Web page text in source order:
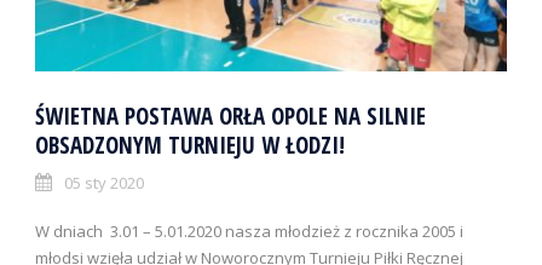
ŚWIETNA POSTAWA ORŁA OPOLE NA SILNIE
OBSADZONYM TURNIEJU W ŁODZI!
05 sty 2020
W dniach 3.01 – 5.01.2020 nasza młodzież z rocznika 2005 i
młodsi wzięła udział w Noworocznym Turnieju Piłki Ręcznej